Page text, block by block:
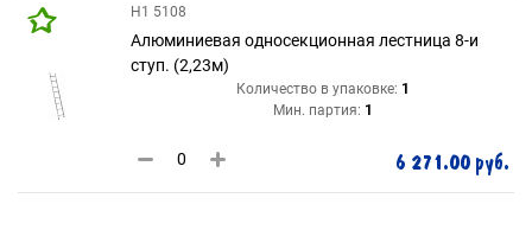
H1 5108
Алюминиевая односекционная лестница 8-и
ступ. (2,23м)
Количество в упаковке: 1
Мин. партия: 1
6 271.00 руб.